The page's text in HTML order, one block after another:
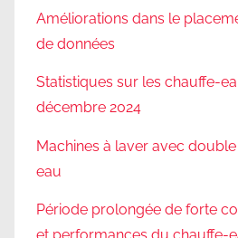
Améliorations dans le
de données
Statistiques sur les chauffe-
décembre 2024
Machines à laver avec
eau
Période prolongée de forte